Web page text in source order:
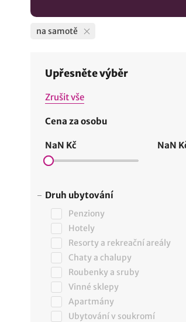
na samotě
Upřesněte výběr
Zrušit vše
Cena za osobu
NaN Kč NaN
Druh ubytování
Penziony
Hotely
Resorty a rekreační areály
Chaty a chalupy
Roubenky a sruby
Vinné sklepy
Apartmány
Ubytování v soukromí